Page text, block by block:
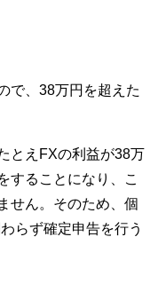
で、38万円を超えた
とえFXの利益が38万
することになり、こ
せん。そのため、個
らず確定申告を行う